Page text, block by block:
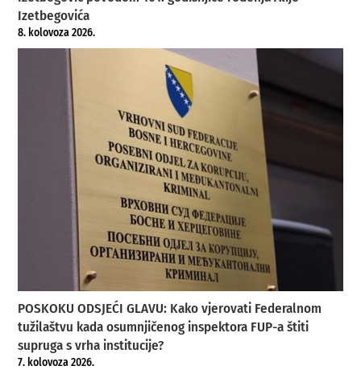
Izetbegovića
8. kolovoza 2026.
POSKOKU ODSJEĆI GLAVU: Kako vjerovati Federalnom
tužilaštvu kada osumnjičenog inspektora FUP-a štiti
supruga s vrha institucije?
7. kolovoza 2026.